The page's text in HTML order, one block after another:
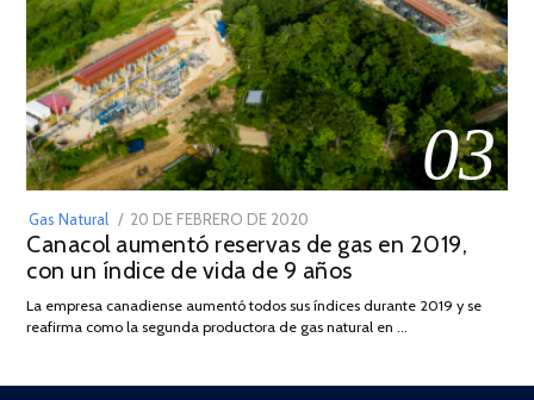
03
Gas Natural
POSTED
ON
20 DE FEBRERO DE 2020
DE
JULIO
2025
Canacol aumentó reservas de gas en 2019,
con un índice de vida de 9 años
La empresa canadiense aumentó todos sus índices durante 2019 y se
reafirma como la segunda productora de gas natural en …